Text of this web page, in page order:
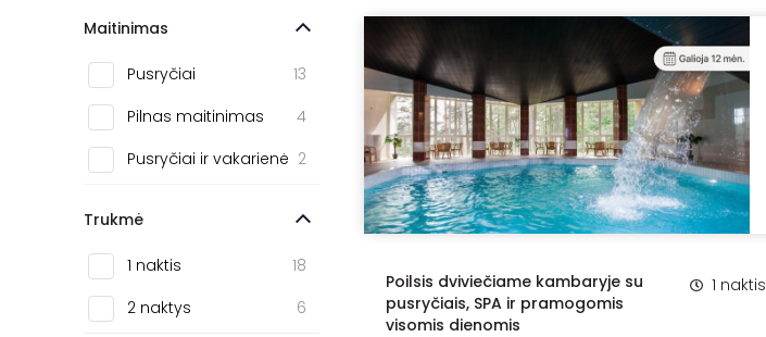
Maitinimas
Pusryčiai
13
Pilnas maitinimas
4
Pusryčiai ir vakarienė 2
Trukmė
1 naktis
18
2 naktys
6
Poilsis dviviečiame kambaryje su
pusryčiais, SPA ir pramogomis
visomis dienomis
1 naktis